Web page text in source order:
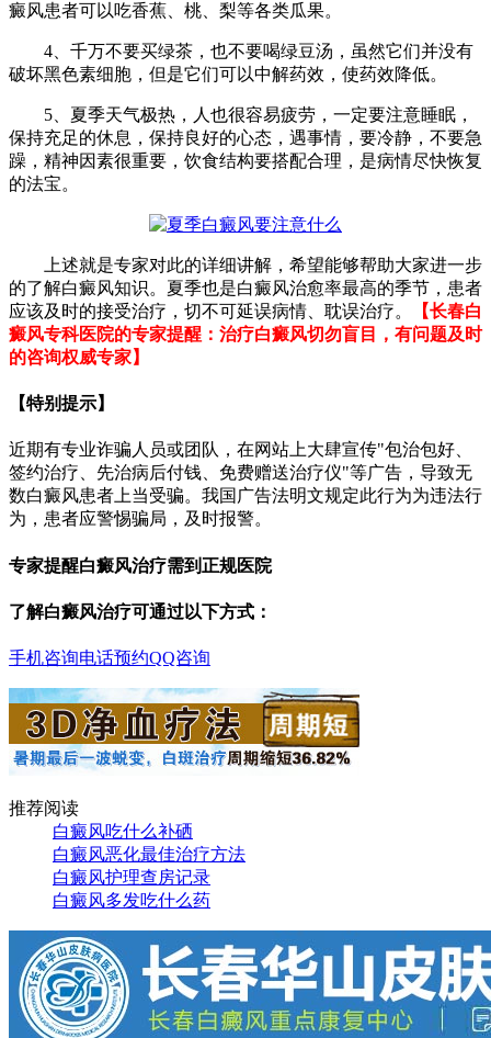
癜风患者可以吃香蕉、桃、梨等各类瓜果。
4、千万不要买绿茶，也不要喝绿豆汤，虽然它们并没有
破坏黑色素细胞，但是它们可以中解药效，使药效降低。
5、夏季天气极热，人也很容易疲劳，一定要注意睡眠，
保持充足的休息，保持良好的心态，遇事情，要冷静，不要急
躁，精神因素很重要，饮食结构要搭配合理，是病情尽快恢复
的法宝。
上述就是专家对此的详细讲解，希望能够帮助大家进一步
的了解白癜风知识。夏季也是白癜风治愈率最高的季节，患者
应该及时的接受治疗，切不可延误病情、耽误治疗。
【长春白
癜风专科医院的专家提醒：治疗白癜风切勿盲目，有问题及时
的咨询权威专家】
【特别提示】
近期有专业诈骗人员或团队，在网站上大肆宣传"包治包好、
签约治疗、先治病后付钱、免费赠送治疗仪"等广告，导致无
数白癜风患者上当受骗。我国广告法明文规定此行为为违法行
为，患者应警惕骗局，及时报警。
专家提醒白癜风治疗需到正规医院
了解白癜风治疗可通过以下方式：
手机咨询电话预约QQ咨询
推荐阅读
白癜风吃什么补硒
白癜风恶化最佳治疗方法
白癜风护理查房记录
白癜风多发吃什么药